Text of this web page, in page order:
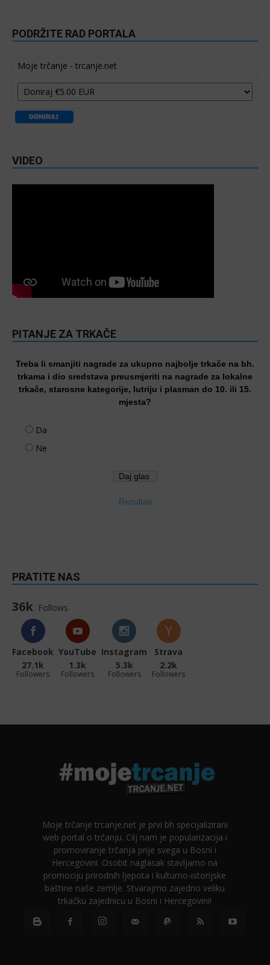
PODRŽITE RAD PORTALA
Moje trčanje - trcanje.net
VIDEO
PITANJE ZA TRKAČE
Treba li smanjiti nagrade za ukupno najbolje trkače na bh.
trkama i dio sredstava preusmjeriti na nagrade za lokalne
trkače, starosne kategorije, lutriju i plasman do 10. ili 15.
mjesta?
Da
Ne
Rezultati
PRATITE NAS
36k Follows
Facebook
27.1k
Followers
YouTube
1.3k
Followers
Instagram
5.3k
Followers
Strava
2.2k
Followers
Moje trčanje trcanje.net je prvi bh specijalizirani
web portal o trčanju. Cilj nam je popularizacija i
promoviranje trčanja prije svega u Bosni i
Hercegovini. Osobit naglasak stavljamo na
promociju prirodnih ljepota i kulturno-istorijske
baštine naše zemlje. Stvarajmo zajedno veliku
trkačku zajednicu u Bosni i Hercegovini!